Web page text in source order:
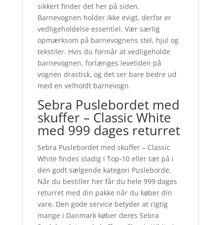
sikkert finder det her på siden.
Barnevognen holder ikke evigt, derfor er
vedligeholdelse essentiel. Vær særlig
opmærksom på barnevognens stel, hjul og
tekstiler. Hvis du formår at vedligeholde
barnevognen, forlænges levetiden på
vognen drastisk, og det ser bare bedre ud
med en velholdt barnevogn.
Sebra Puslebordet med
skuffer – Classic White
med 999 dages returret
Sebra Puslebordet med skuffer – Classic
White findes stadig i Top-10 eller tæt på i
den godt sælgende kategori Pusleborde.
Når du bestiller her får du hele 999 dages
returret med din pakke når du køber din
vare. Den gode service betyder at rigtig
mange i Danmark køber deres Sebra